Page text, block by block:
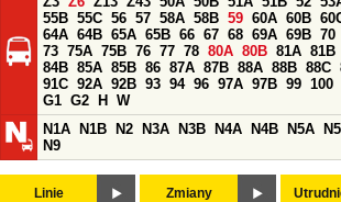
55B 55C 56 57 58A 58B 59 60A 60B
64A 64B 65A 65B 66 67 68 69A 69B 70
73 75A 75B 76 77 78 80A 80B 81A 81B
84B 85A 85B 86 87A 87B 88A 88B 88C
91C 92A 92B 93 94 96 97A 97B 99 100
G1 G2 H
W
N1A
N1B N2 N3A N3B N4A N4B N5A
N9
Linie Zmiany